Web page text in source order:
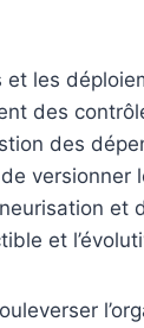
et les
des
des
versionner
et
et